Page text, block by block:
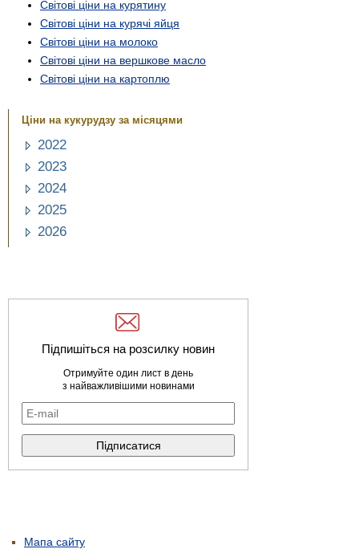
Світові ціни на курятину
Світові ціни на курячі яйця
Світові ціни на молоко
Світові ціни на вершкове масло
Світові ціни на картоплю
Ціни на кукурудзу за місяцями
2022
2023
2024
2025
2026
Підпишіться на розсилку новин
Отримуйте один лист в день
з найважливішими новинами
Мапа сайту